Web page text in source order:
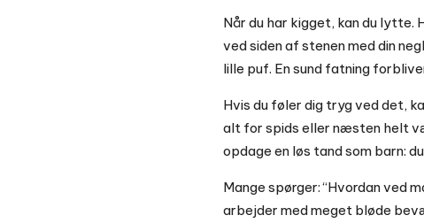
Når du har kigget, kan du
ved siden af stenen med din
lille puf. En sund fatning
Hvis du føler dig tryg ved det,
alt for spids eller næsten helt
opdage en løs tand som barn:
Mange spørger: “Hvordan ved
arbejder med meget bløde